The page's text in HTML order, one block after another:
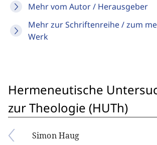
Mehr vom Autor / Herausgeber
Mehr zur Schriftenreihe / zum
Werk
Hermeneutische
zur Theologie (HUTh)
Simon Haug